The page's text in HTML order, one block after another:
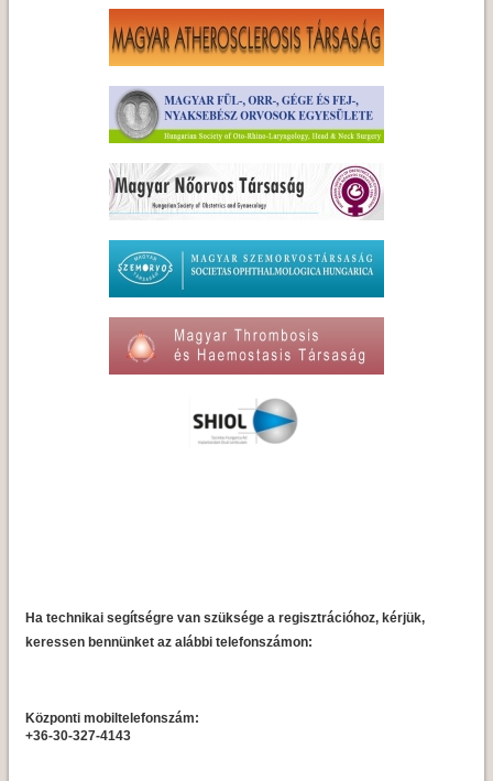
Ha technikai segítségre van szüksége a regisztrációhoz, kérjük,
keressen bennünket az alábbi telefonszámon:
Központi mobiltelefonszám:
+36-30-327-4143